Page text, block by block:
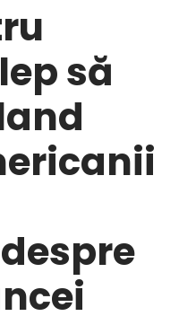
să